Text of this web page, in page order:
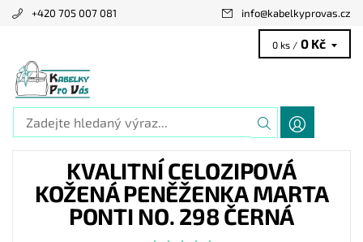
+420 705 007 081 info@kabelkyprovas.cz
0 ks / 0 Kč
KVALITNÍ CELOZIPOVÁ
KOŽENÁ PENĚŽENKA MARTA
PONTI NO. 298 ČERNÁ